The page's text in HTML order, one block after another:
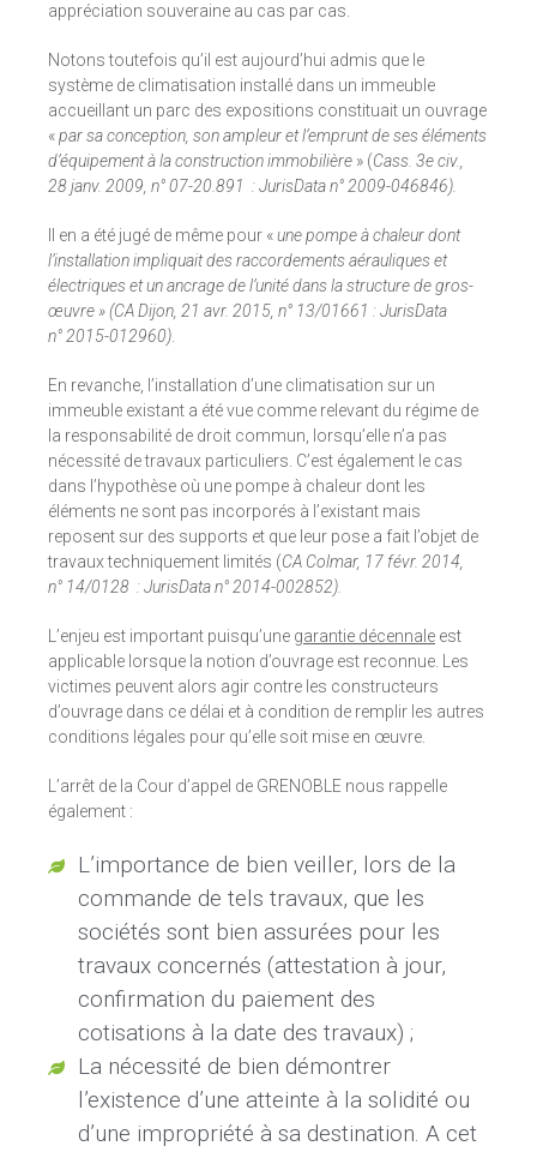
appréciation souveraine au cas par cas.
Notons toutefois qu’il est aujourd’hui admis que le
système de climatisation installé dans un immeuble
accueillant un parc des expositions constituait un ouvrage
«par sa conception, son ampleur et l’emprunt de ses éléments
d’équipement à la construction immobilière » (Cass. 3e civ.,
28 janv. 2009, n° 07-20.891 : JurisData n° 2009-046846).
Il en a été jugé de même pour «une pompe à chaleur dont
l’installation impliquait des raccordements aérauliques et
électriques et un ancrage de l’unité dans la structure de gros-
œuvre »(CA Dijon, 21 avr. 2015, n° 13/01661 : JurisData
n° 2015-012960)
En revanche, l’installation d’une climatisation sur un
immeuble existant a été vue comme relevant du régime de
la responsabilité de droit commun, lorsqu’elle n’a pas
nécessité de travaux particuliers. C’est également le cas
dans l’hypothèse où une pompe à chaleur dont les
éléments ne sont pas incorporés à l’existant mais
reposent sur des supports et que leur pose a fait l’objet de
travaux techniquement limités (CA Colmar, 17 févr. 2014,
n° 14/0128 : JurisData n° 2014-002852).
L’enjeu est important puisqu’une garantie décennale est
applicable lorsque la notion d’ouvrage est reconnue. Les
victimes peuvent alors agir contre les constructeurs
d’ouvrage dans ce délai et à condition de remplir les autres
conditions légales pour qu’elle soit mise en œuvre.
L’arrêt de la Cour d’appel de GRENOBLE nous rappelle
également :
L’importance de bien veiller, lors de la
commande de tels travaux, que les
sociétés sont bien assurées pour les
travaux concernés (attestation à jour,
confirmation du paiement des
cotisations à la date des travaux) ;
La nécessité de bien démontrer
l’existence d’une atteinte à la solidité ou
d’une impropriété à sa destination. A cet